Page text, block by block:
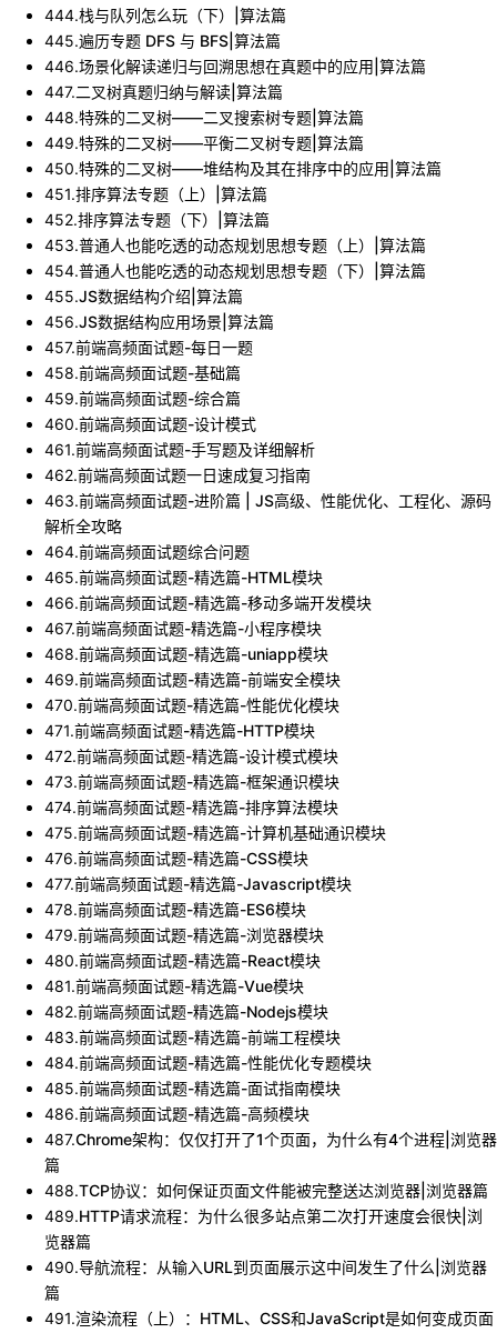
444.栈与队列怎么玩（下）|算法篇
445.遍历专题 DFS 与 BFS|算法篇
446.场景化解读递归与回溯思想在真题中的应用|算法篇
447.二叉树真题归纳与解读|算法篇
448.特殊的二叉树——二叉搜索树专题|算法篇
449.特殊的二叉树——平衡二叉树专题|算法篇
450.特殊的二叉树——堆结构及其在排序中的应用|算法篇
451.排序算法专题（上）|算法篇
452.排序算法专题（下）|算法篇
453.普通人也能吃透的动态规划思想专题（上）|算法篇
454.普通人也能吃透的动态规划思想专题（下）|算法篇
455.JS数据结构介绍|算法篇
456.JS数据结构应用场景|算法篇
457.前端高频面试题-每日一题
458.前端高频面试题-基础篇
459.前端高频面试题-综合篇
460.前端高频面试题-设计模式
461.前端高频面试题-手写题及详细解析
462.前端高频面试题一日速成复习指南
463.前端高频面试题-进阶篇 | JS高级、性能优化、工程化、源码
解析全攻略
464.前端高频面试题综合问题
465.前端高频面试题-精选篇-HTML模块
466.前端高频面试题-精选篇-移动多端开发模块
467.前端高频面试题-精选篇-小程序模块
468.前端高频面试题-精选篇-uniapp模块
469.前端高频面试题-精选篇-前端安全模块
470.前端高频面试题-精选篇-性能优化模块
471.前端高频面试题-精选篇-HTTP模块
472.前端高频面试题-精选篇-设计模式模块
473.前端高频面试题-精选篇-框架通识模块
474.前端高频面试题-精选篇-排序算法模块
475.前端高频面试题-精选篇-计算机基础通识模块
476.前端高频面试题-精选篇-CSS模块
477.前端高频面试题-精选篇-Javascript模块
478.前端高频面试题-精选篇-ES6模块
479.前端高频面试题-精选篇-浏览器模块
480.前端高频面试题-精选篇-React模块
481.前端高频面试题-精选篇-Vue模块
482.前端高频面试题-精选篇-Nodejs模块
483.前端高频面试题-精选篇-前端工程模块
484.前端高频面试题-精选篇-性能优化专题模块
485.前端高频面试题-精选篇-面试指南模块
486.前端高频面试题-精选篇-高频模块
487.Chrome架构：仅仅打开了1个页面，为什么有4个进程|浏览器
篇
488.TCP协议：如何保证页面文件能被完整送达浏览器|浏览器篇
489.HTTP请求流程：为什么很多站点第二次打开速度会很快|浏
览器篇
490.导航流程：从输入URL到页面展示这中间发生了什么|浏览器
篇
491.渲染流程（上）：HTML、CSS和JavaScript是如何变成页面